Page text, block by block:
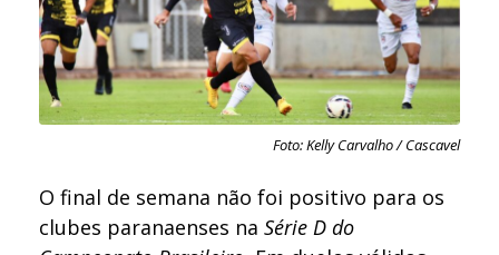
Foto: Kelly Carvalho / Cascavel
O final de semana não foi positivo para os
clubes paranaenses naSérie D do